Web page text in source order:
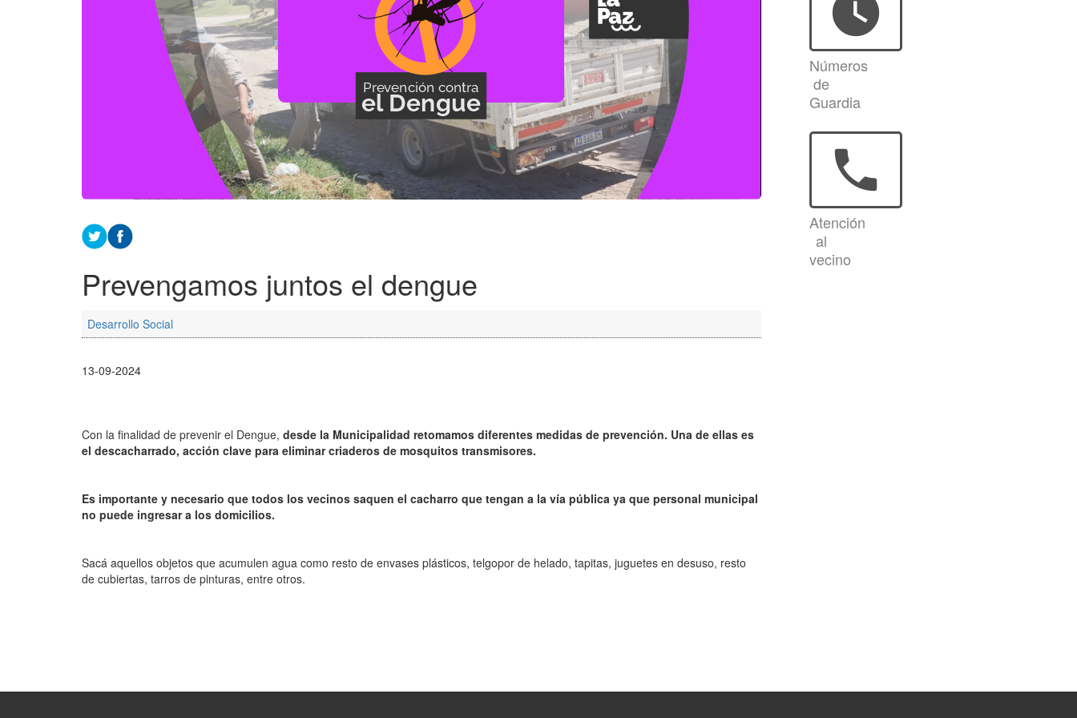
Prevengamos juntos el dengue
Desarrollo Social
13-09-2024
Con la finalidad de prevenir el Dengue, desde la Municipalidad retomamos diferentes medidas de prevención. Una de ellas es
el descacharrado, acción clave para eliminar criaderos de mosquitos transmisores.
Es importante y necesario que todos los vecinos saquen el cacharro que tengan a la vía pública ya que personal municipal
no puede ingresar a los domicilios.
Sacá aquellos objetos que acumulen agua como resto de envases plásticos, telgopor de helado, tapitas, juguetes en desuso, resto
de cubiertas, tarros de pinturas, entre otros.
watch_later
Números
de
Guardia
phone
Atención
al
vecino